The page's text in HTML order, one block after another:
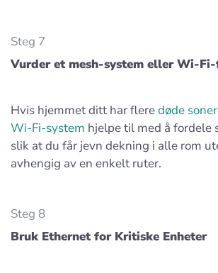
Steg 7
Vurder et mesh-system eller Wi-
Hvis hjemmet ditt har fleredøde soner
Wi-Fi-system hjelpe til med å fordele
slik at du får jevn dekning i alle rom
avhengig av en enkelt ruter.
Steg 8
Bruk Ethernet for Kritiske Enheter